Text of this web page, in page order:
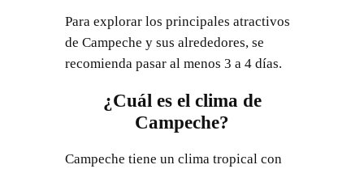
Para explorar los principales atractivos
de Campeche y sus alrededores, se
recomienda pasar al menos 3 a 4 días.
¿Cuál es el clima de
Campeche?
Campeche tiene un clima tropical con